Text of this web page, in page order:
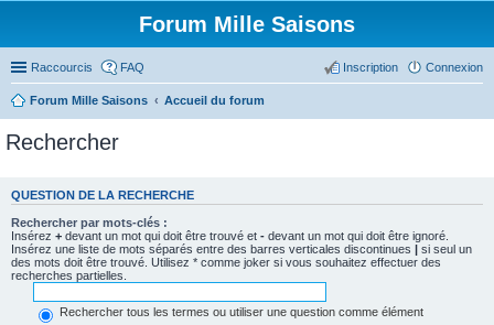
Forum Mille Saisons
Raccourcis FAQ Connexion
Inscription
Forum Mille Saisons Accueil du forum
Rechercher
QUESTION DE LA RECHERCHE
Rechercher par mots-clés :
Insérez + devant un mot qui doit être trouvé et - devant un mot qui doit être ignoré.
Insérez une liste de mots séparés entre des barres verticales discontinues | si seul un
des mots doit être trouvé. Utilisez * comme joker si vous souhaitez effectuer des
recherches partielles.
Rechercher tous les termes ou utiliser une question comme élément